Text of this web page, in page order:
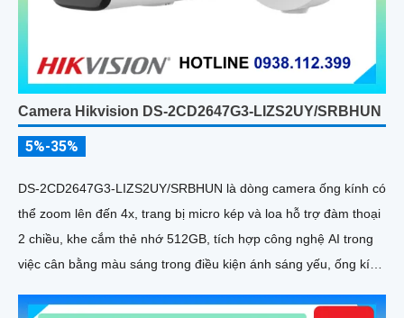
Camera Hikvision DS-2CD2647G3-LIZS2UY/SRBHUN
5%-35%
DS-2CD2647G3-LIZS2UY/SRBHUN là dòng camera ống kính có
thể zoom lên đến 4x, trang bị micro kép và loa hỗ trợ đàm thoại
2 chiều, khe cắm thẻ nhớ 512GB, tích hợp công nghệ AI trong
việc cân bằng màu sáng trong điều kiện ánh sáng yếu, ống kính